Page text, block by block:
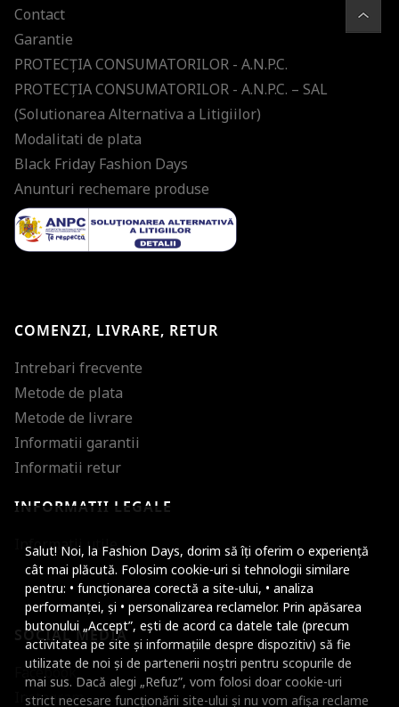
Salut! Noi, la Fashion Days, dorim să îți oferim o experiență
cât mai plăcută. Folosim cookie-uri si tehnologii similare
pentru: • funcționarea corectă a site-ului, • analiza
performanței, și • personalizarea reclamelor. Prin apăsarea
butonului „Accept”, ești de acord ca datele tale (precum
activitatea pe site și informațiile despre dispozitiv) să fie
utilizate de noi și de partenerii noștri pentru scopurile de
mai sus. Dacă alegi „Refuz”, vom folosi doar cookie-uri
strict necesare funcționării site-ului și nu vom afișa reclame
Contact
Garantie
PROTECŢIA CONSUMATORILOR - A.N.P.C.
PROTECŢIA CONSUMATORILOR - A.N.P.C. – SAL
(Solutionarea Alternativa a Litigiilor)
Modalitati de plata
Black Friday Fashion Days
Anunturi rechemare produse
COMENZI, LIVRARE, RETUR
Intrebari frecvente
Metode de plata
Metode de livrare
Informatii garantii
Informatii retur
INFORMATII LEGALE
Informatii utile
SOCIAL MEDIA
Facebook
Instagram
Micsoreaza
Mareste spatierea
Micsoreaza
Mareste inaltimea